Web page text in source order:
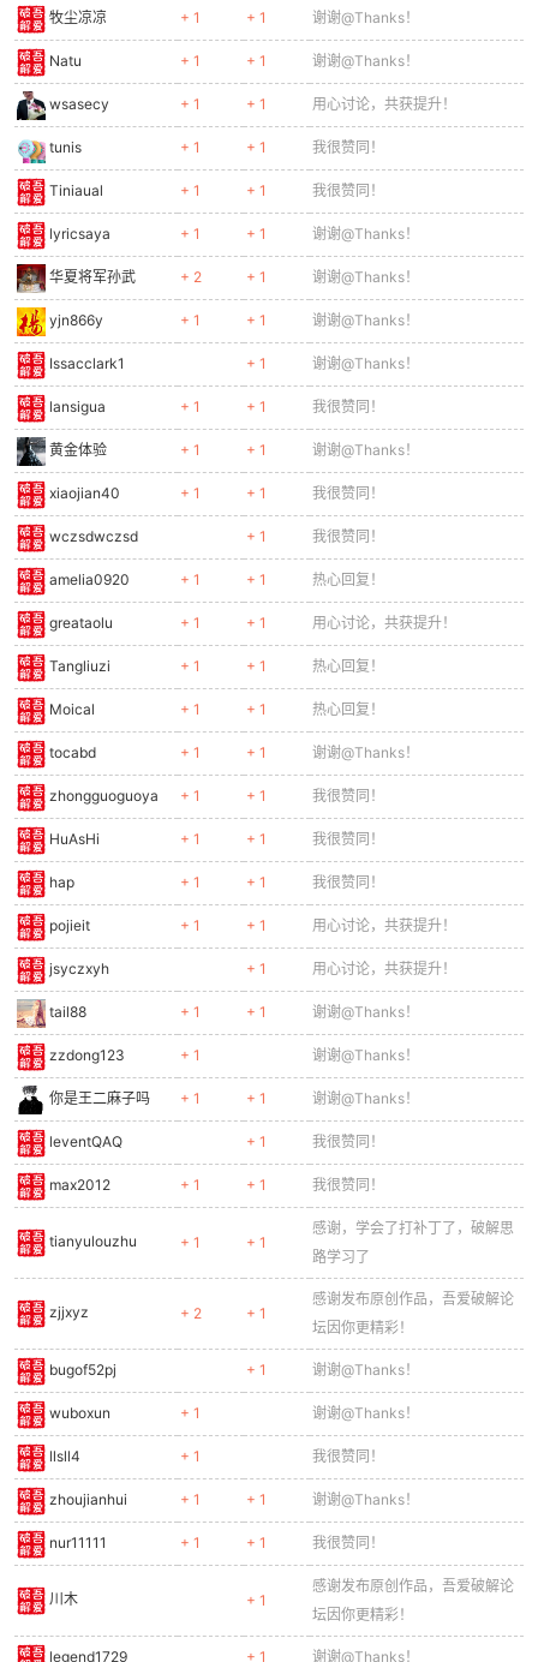
牧尘凉凉 + 1 + 1 谢谢@Thanks！
Natu + 1 + 1 谢谢@Thanks！
wsasecy + 1 + 1 用心讨论，共获提升！
tunis + 1 + 1 我很赞同！
Tiniaual + 1 + 1 我很赞同！
lyricsaya + 1 + 1 谢谢@Thanks！
华夏将军孙武 + 2 + 1 谢谢@Thanks！
yjn866y + 1 + 1 谢谢@Thanks！
Issacclark1 + 1 谢谢@Thanks！
lansigua + 1 + 1 我很赞同！
黄金体验 + 1 + 1 谢谢@Thanks！
xiaojian40 + 1 + 1 我很赞同！
wczsdwczsd + 1 我很赞同！
amelia0920 + 1 + 1 热心回复！
greataolu + 1 + 1 用心讨论，共获提升！
Tangliuzi + 1 + 1 热心回复！
Moical + 1 + 1 热心回复！
tocabd + 1 + 1 谢谢@Thanks！
zhongguoguoya + 1 + 1 我很赞同！
HuAsHi + 1 + 1 我很赞同！
hap + 1 + 1 我很赞同！
pojieit + 1 + 1 用心讨论，共获提升！
jsyczxyh + 1 用心讨论，共获提升！
tail88 + 1 + 1 谢谢@Thanks！
zzdong123 + 1 谢谢@Thanks！
你是王二麻子吗 + 1 + 1 谢谢@Thanks！
leventQAQ + 1 我很赞同！
max2012 + 1 + 1 我很赞同！
tianyulouzhu + 1 + 1
感谢，学会了打补丁了，破解思
路学习了
zjjxyz + 2 + 1
感谢发布原创作品，吾爱破解论
坛因你更精彩！
bugof52pj + 1 谢谢@Thanks！
wuboxun + 1 谢谢@Thanks！
llsll4 + 1 我很赞同！
zhoujianhui + 1 + 1 谢谢@Thanks！
nur11111 + 1 + 1 我很赞同！
川木 + 1
感谢发布原创作品，吾爱破解论
坛因你更精彩！
legend1729 + 1 谢谢@Thanks！